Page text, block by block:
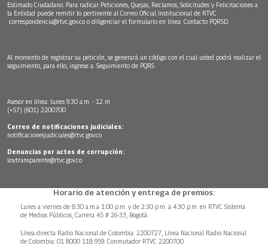
Estimado Ciudadano: Para radicar Peticiones, Quejas, Reclamos, Solicitudes y Felicitaciones a
la Entidad puede remitir lo pertinente al Correo Oficial Institucional de RTVC
correspondencia@rtvc.gov.co o diligenciar el formulario en línea: Contacto PQRSD.
Al momento de registrar su petición, se generará un código con el cual usted podrá realizar el
seguimiento, para ello, ingrese a: Seguimiento de PQRS
Asesor en línea: lunes 9:30 a.m. - 12 m
(+57) (601) 2200700
Correo de notificaciones judiciales:
notificacionesjudiciales@rtvc.gov.co
Denuncias por actos de corrupción:
soytransparente@rtvc.gov.co
Horario de atención y entrega de premios:
Lunes a viernes de 8:30 a.m.a 1:00 p.m. y de 2:30 p.m. a 4:30 p.m. en RTVC Sistema
de Medios Públicos, Carrera 45 # 26-33, Bogotá.
Línea directa Radio Nacional de Colombia: 2200727, Línea Nacional Radio Nacional
de Colombia: 01 8000 118 959. Conmutador RTVC 2200700